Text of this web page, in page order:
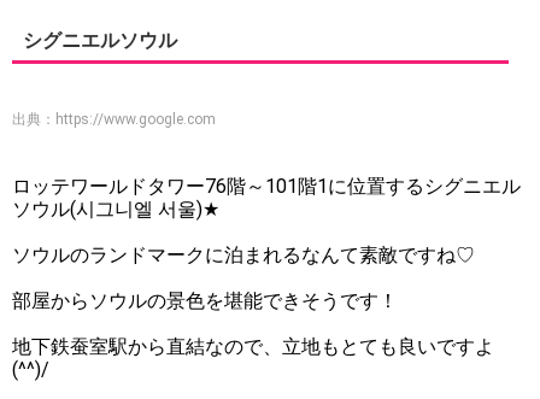
シグニエルソウル
出典： https://www.google.com
ロッテワールドタワー76階～101階1に位置するシグニエル
ソウル(시그니엘 서울)★
ソウルのランドマークに泊まれるなんて素敵ですね♡
部屋からソウルの景色を堪能できそうです！
地下鉄蚕室駅から直結なので、立地もとても良いですよ
(^^)/